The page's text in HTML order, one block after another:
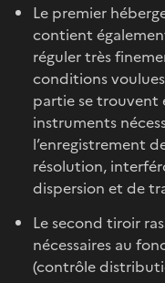
Le premier
contient
réguler très
conditions
partie se trouvent
instruments
l’enregistrement
résolution,
dispersion et de
Le second tiroir
nécessaires au
(contrôle